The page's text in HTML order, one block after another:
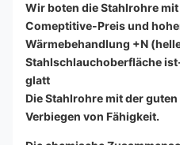
Wir boten die Stahlrohre
Comeptitive-Preis und
Wärmebehandlung +N
Stahlschlauchoberfläche
glatt
Die Stahlrohre mit der
Verbiegen von Fähigkeit.